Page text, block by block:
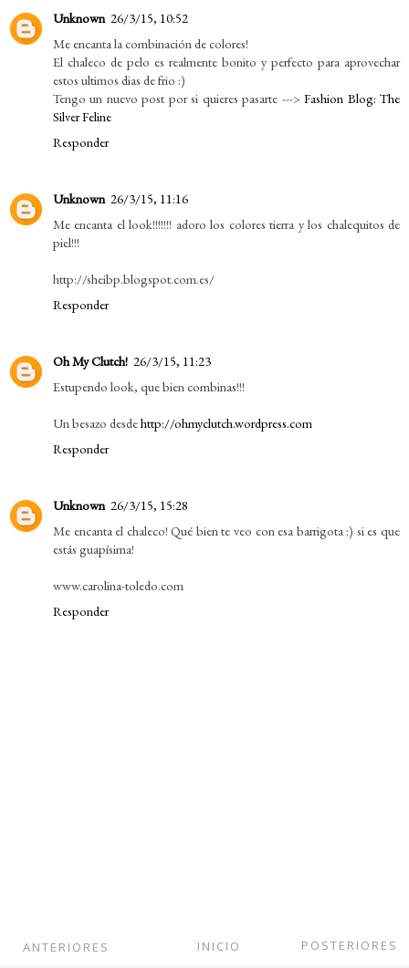
Unknown 26/3/15, 10:52
Me encanta la combinación de colores!
El chaleco de pelo es realmente bonito y perfecto para aprovechar
estos ultimos dias de frio :)
Tengo un nuevo post por si quieres pasarte --->Fashion Blog: The
Silver Feline
Responder
Unknown 26/3/15, 11:16
Me encanta el look!!!!!!! adoro los colores tierra y los chalequitos de
piel!!!
http://sheibp.blogspot.com.es/
Responder
Oh My Clutch! 26/3/15, 11:23
Estupendo look, que bien combinas!!!
Un besazo desdehttp://ohmyclutch.wordpress.com
Responder
Unknown 26/3/15, 15:28
Me encanta el chaleco! Qué bien te veo con esa barrigota :) si es que
estás guapísima!
www.carolina-toledo.com
Responder
POSTERIORES
INICIO
ANTERIORES